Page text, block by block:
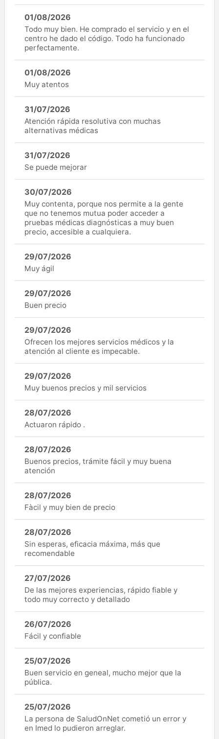
01/08/2026
Todo muy bien. He comprado el servicio y en el
centro he dado el código. Todo ha funcionado
perfectamente.
01/08/2026
Muy atentos
31/07/2026
Atención rápida resolutiva con muchas
alternativas médicas
31/07/2026
Se puede mejorar
30/07/2026
Muy contenta, porque nos permite a la gente
que no tenemos mutua poder acceder a
pruebas médicas diagnósticas a muy buen
precio, accesible a cualquiera.
29/07/2026
Muy ágil
29/07/2026
Buen precio
29/07/2026
Ofrecen los mejores servicios médicos y la
atención al cliente es impecable.
29/07/2026
Muy buenos precios y mil servicios
28/07/2026
Actuaron rápido .
28/07/2026
Buenos precios, trámite fácil y muy buena
atención
28/07/2026
Fàcil y muy bien de precio
28/07/2026
Sin esperas, eficacia máxima, más que
recomendable
27/07/2026
De las mejores experiencias, rápido fiable y
todo muy correcto y detallado
26/07/2026
Fácil y confiable
25/07/2026
Buen servicio en geneal, mucho mejor que la
pública.
25/07/2026
La persona de SaludOnNet cometió un error y
en Imed lo pudieron arreglar.